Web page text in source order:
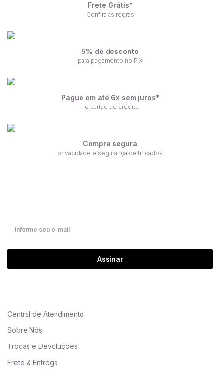
Frete Grátis*
Confira as regras
5% de desconto
para pagamento no PIX
Pague em até 6x sem juros*
no cartão de crédito
Compra segura
privacidade e segurança certificados
Assinar
Central de Atendimento
Sobre Nós
Trocas e Devoluções
Frete & Entrega